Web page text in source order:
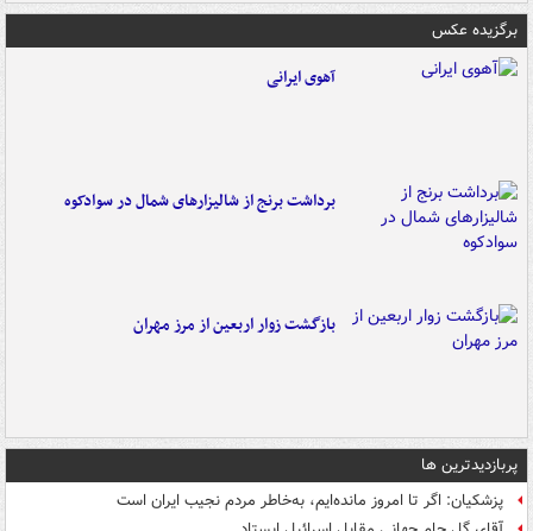
برگزیده عکس
آهوی ایرانی
برداشت برنج از شالیزارهای شمال در سوادکوه
بازگشت زوار اربعین از مرز مهران
پربازدیدترین ها
پزشکیان: اگر تا امروز مانده‌ایم، به‌خاطر مردم نجیب ایران است